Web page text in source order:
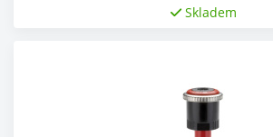
Skladem